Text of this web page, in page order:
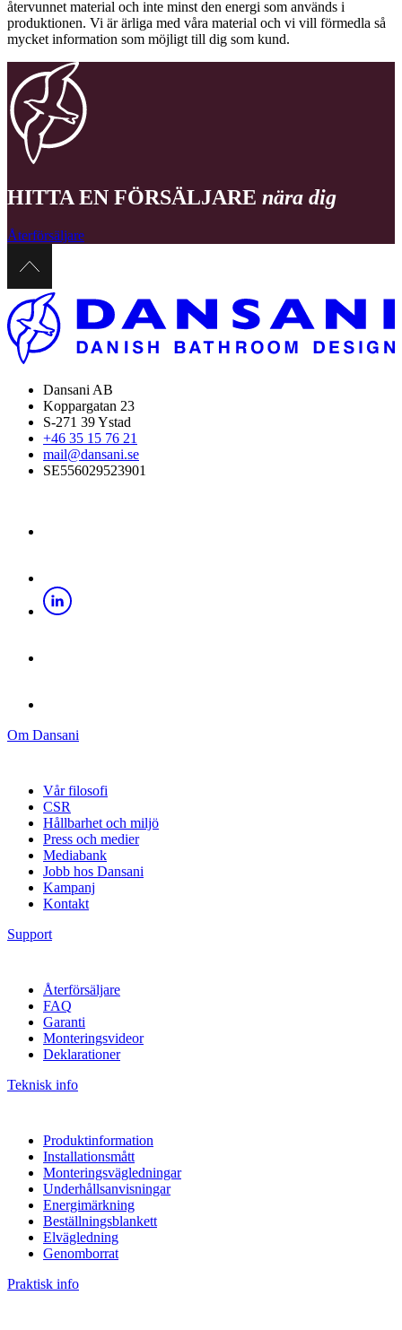
återvunnet material och inte minst den energi som används i
produktionen. Vi är ärliga med våra material och vi vill förmedla så
mycket information som möjligt till dig som kund.
HITTA EN FÖRSÄLJARE nära dig
Återförsäljare
Dansani AB
Koppargatan 23
S-271 39 Ystad
+46 35 15 76 21
mail@dansani.se
SE556029523901
Om Dansani
Vår filosofi
CSR
Hållbarhet och miljö
Press och medier
Mediabank
Jobb hos Dansani
Kampanj
Kontakt
Support
Återförsäljare
FAQ
Garanti
Monteringsvideor
Deklarationer
Teknisk info
Produktinformation
Installationsmått
Monteringsvägledningar
Underhållsanvisningar
Energimärkning
Beställningsblankett
Elvägledning
Genomborrat
Praktisk info